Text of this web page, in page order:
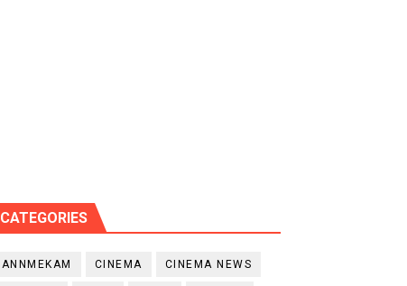
CATEGORIES
ANNMEKAM CINEMA CINEMA NEWS